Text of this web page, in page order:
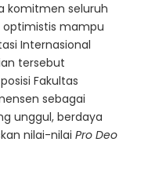
komitmen seluruh
optimistis mampu
Internasional
tersebut
Fakultas
sebagai
unggul, berdaya
nilai-nilai Pro Deo